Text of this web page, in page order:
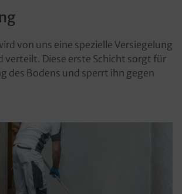
von uns eine spezielle Versiegelung
verteilt. Diese erste Schicht sorgt für
des Bodens und sperrt ihn gegen